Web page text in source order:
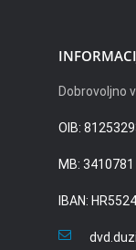
Dobrovoljno
OIB:
MB: 3410781
IBAN: